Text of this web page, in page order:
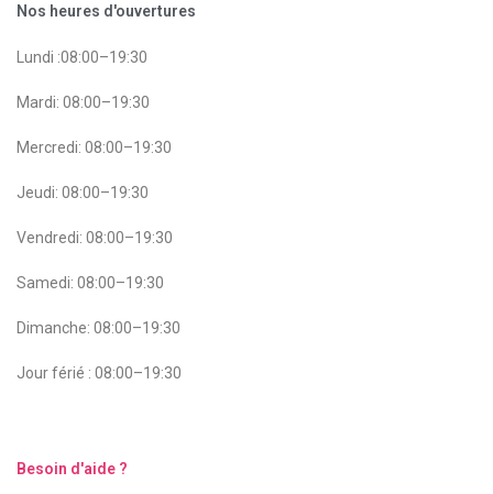
Nos heures d'ouvertures
Lundi :08:00–19:30
Mardi: 08:00–19:30
Mercredi: 08:00–19:30
Jeudi: 08:00–19:30
Vendredi: 08:00–19:30
Samedi: 08:00–19:30
Dimanche: 08:00–19:30
Jour férié : 08:00–19:30
Besoin d'aide ?